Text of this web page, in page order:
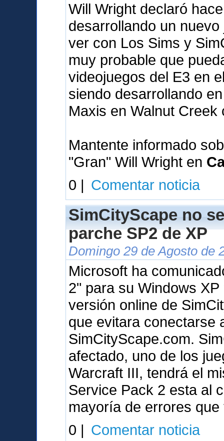
Will Wright declaró
desarrollando un
ver con Los Sims y
muy probable que
videojuegos del E3 en
siendo desarrollando
Maxis en Walnut
Mantente informado
"Gran" Will Wright en
0 | Comentar noticia
SimCityScape no
parche SP2 de XP
Domingo 29 de Agosto de
Microsoft ha
2" para su Windows
versión online de
que evitara conectarse
SimCityScape.com.
afectado, uno de los
Warcraft III, tendrá el
Service Pack 2 esta al
mayoría de errores que
0 | Comentar noticia